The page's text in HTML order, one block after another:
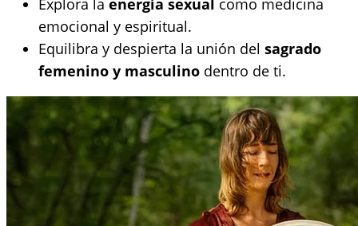
Explora la energía sexual como medicina
emocional y espiritual.
Equilibra y despierta la unión del sagrado
femenino y masculino dentro de ti.